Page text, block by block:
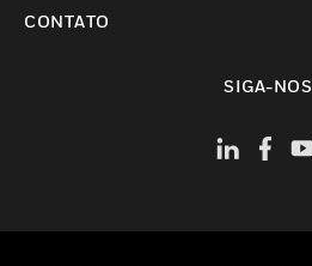
CONTATO
SIGA-NOS